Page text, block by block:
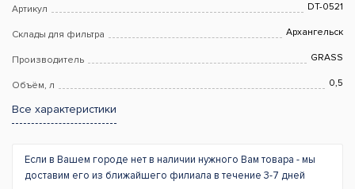
Артикул DT-0521
Склады для фильтра Архангельск
Производитель GRASS
Объём, л 0,5
Все характеристики
Если в Вашем городе нет в наличии нужного Вам товара - мы
доставим его из ближайшего филиала в течение 3-7 дней